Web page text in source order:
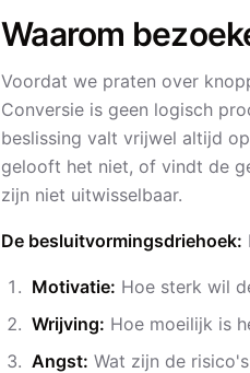
Waarom
Voordat we praten over
Conversie is geen logisch
beslissing valt vrijwel altijd
gelooft het niet, of vindt de
zijn niet uitwisselbaar.
De besluitvormingsdriehoek:
Motivatie: Hoe sterk wil
Wrijving: Hoe moeilijk is
Angst: Wat zijn de